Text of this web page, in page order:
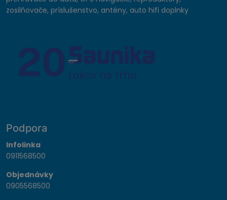
zosilňovače, príslušenstvo, antény, auto hifi doplnky
Podpora
Infolinka
0911568500
Objednávky
0905568500